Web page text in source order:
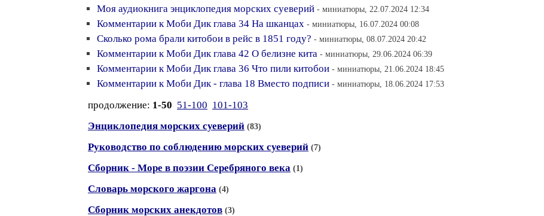
Моя аудиокнига энциклопедия морских суеверий - миниатюры, 22.07.2024 12:34
Комментарии к Моби Дик глава 34 На шканцах - миниатюры, 16.07.2024 00:08
Сколько рома брали китобои в рейс в 1851 году? - миниатюры, 08.07.2024 20:42
Комментарии к Моби Дик глава 42 О белизне кита - миниатюры, 29.06.2024 06:39
Комментарии к Моби Дик глава 36 Что пили китобои - миниатюры, 21.06.2024 18:45
Комментарии к Моби Дик - глава 18 Вместо подписи - миниатюры, 18.06.2024 17:53
продолжение: 1-50 51-100 101-103
Энциклопедия морских суеверий (83)
Руководство по соблюдению морских суеверий (7)
Сборник - Море в поэзии Серебряного века (1)
Словарь морского жаргона (4)
Сборник морских анекдотов (3)